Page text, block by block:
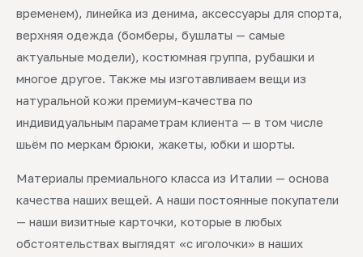
временем), линейка из денима, аксессуары для спорта,
верхняя одежда (бомберы, бушлаты — самые
актуальные модели), костюмная группа, рубашки и
многое другое. Также мы изготавливаем вещи из
натуральной кожи премиум-качества по
индивидуальным параметрам клиента — в том числе
шьём по меркам брюки, жакеты, юбки и шорты.
Материалы премиального класса из Италии — основа
качества наших вещей. А наши постоянные покупатели
— наши визитные карточки, которые в любых
обстоятельствах выглядят «с иголочки» в наших